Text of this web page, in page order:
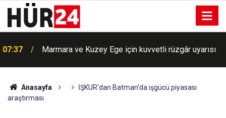
07:37
Marmara ve Kuzey Ege için kuvvetli rüzgâr uyarısı
07:18
BM'de büyük skandal: Siyonist rejime gizli bilgi
Anasayfa
İŞKUR'dan Batman'da işgücü piyasası
araştırması